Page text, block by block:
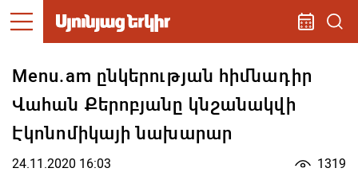
Menu.am ընկերության հիմնադիր
Վահան Քերոբյանը կնշանակվի
Էկոնոմիկայի նախարար
24.11.2020 16:03 1319